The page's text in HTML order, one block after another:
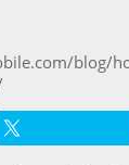
blog/